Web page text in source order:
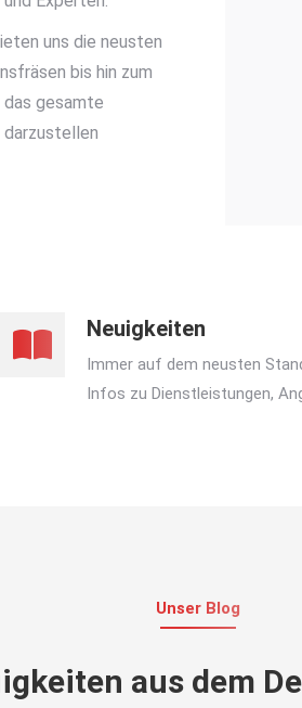
uns die neusten
bis hin zum
gesamte
Neuigkeiten
Immer auf dem neusten
Infos zu Dienstleistungen,
Unser Blog
aus dem